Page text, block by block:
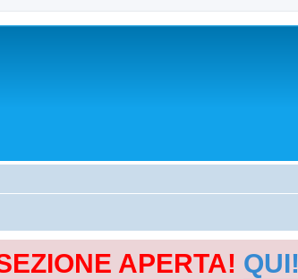
APERTA! QUI!